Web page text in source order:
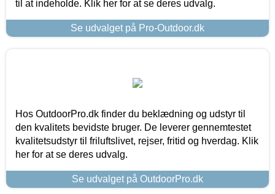
til at indeholde. Klik her for at se deres udvalg.
Se udvalget på Pro-Outdoor.dk
Hos OutdoorPro.dk finder du beklædning og udstyr til
den kvalitets bevidste bruger. De leverer gennemtestet
kvalitetsudstyr til friluftslivet, rejser, fritid og hverdag. Klik
her for at se deres udvalg.
Se udvalget på OutdoorPro.dk